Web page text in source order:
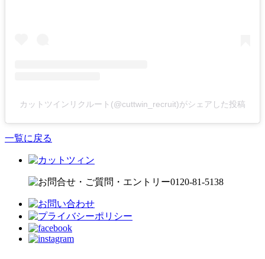
カットツインリクルート(@cuttwin_recruit)がシェアした投稿
一覧に戻る